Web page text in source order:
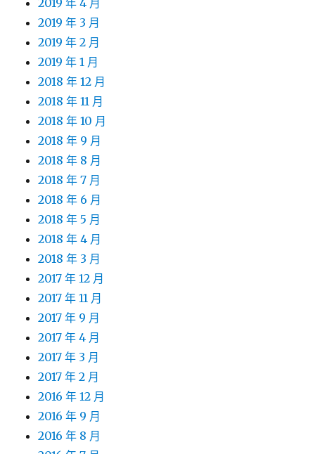
2019 年 4 月
2019 年 3 月
2019 年 2 月
2019 年 1 月
2018 年 12 月
2018 年 11 月
2018 年 10 月
2018 年 9 月
2018 年 8 月
2018 年 7 月
2018 年 6 月
2018 年 5 月
2018 年 4 月
2018 年 3 月
2017 年 12 月
2017 年 11 月
2017 年 9 月
2017 年 4 月
2017 年 3 月
2017 年 2 月
2016 年 12 月
2016 年 9 月
2016 年 8 月